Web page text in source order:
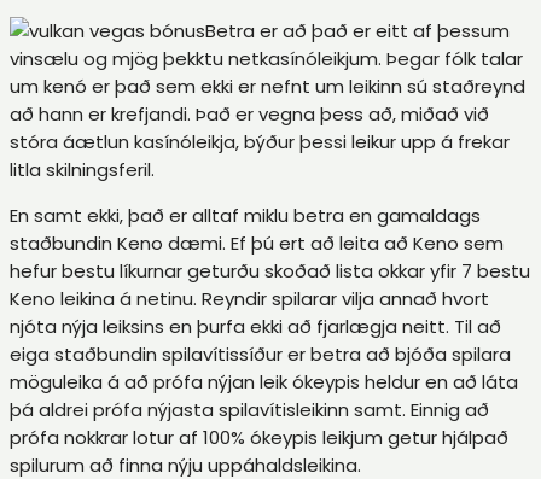
Betra er að það er eitt af þessum
vinsælu og mjög þekktu netkasínóleikjum. Þegar fólk talar
um kenó er það sem ekki er nefnt um leikinn sú staðreynd
að hann er krefjandi. Það er vegna þess að, miðað við
stóra áætlun kasínóleikja, býður þessi leikur upp á frekar
litla skilningsferil.
En samt ekki, það er alltaf miklu betra en gamaldags
staðbundin Keno dæmi. Ef þú ert að leita að Keno sem
hefur bestu líkurnar geturðu skoðað lista okkar yfir 7 bestu
Keno leikina á netinu. Reyndir spilarar vilja annað hvort
njóta nýja leiksins en þurfa ekki að fjarlægja neitt. Til að
eiga staðbundin spilavítissíður er betra að bjóða spilara
möguleika á að prófa nýjan leik ókeypis heldur en að láta
þá aldrei prófa nýjasta spilavítisleikinn samt. Einnig að
prófa nokkrar lotur af 100% ókeypis leikjum getur hjálpað
spilurum að finna nýju uppáhaldsleikina.